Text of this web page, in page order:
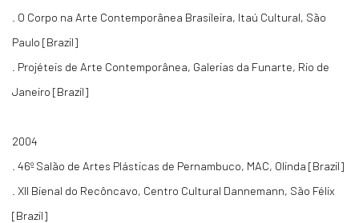
. O Corpo na Arte Contemporânea Brasileira, Itaú Cultural, São
Paulo [Brazil]
. Projéteis de Arte Contemporânea, Galerias da Funarte, Rio de
Janeiro [Brazil]
2004
. 46º Salão de Artes Plásticas de Pernambuco, MAC, Olinda [Brazil]
. XII Bienal do Recôncavo, Centro Cultural Dannemann, São Félix
[Brazil]